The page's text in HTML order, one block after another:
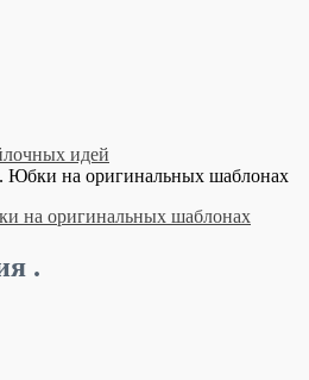
идей
Юбки на оригинальных шаблонах
.